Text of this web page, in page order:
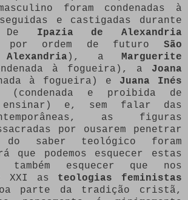
foram condenadas à
e castigadas durante
De Ipazia de Alexandria
por ordem de futuro São
), a Marguerite
à fogueira), a Joana
à fogueira) e Juana Inés
(condenada e proibida de
e, sem falar das
as figuras
por ousarem penetrar
saber teológico foram
que podemos esquecer estas
esquecer que nos
XXI as teologias feministas
parte da tradição cristã,